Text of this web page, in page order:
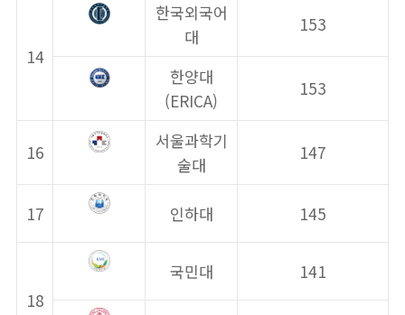
14
한국외국어
대
153
한양대
(ERICA)
153
16
서울과학기
술대
147
17 인하대 145
18
국민대 141